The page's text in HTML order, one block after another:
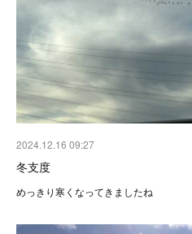
2024.12.16 09:27
冬支度
めっきり寒くなってきましたね